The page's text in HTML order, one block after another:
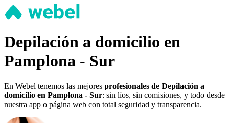
Depilación a domicilio en
Pamplona - Sur
En Webel tenemos las mejores profesionales de Depilación a
domicilio en Pamplona - Sur: sin líos, sin comisiones, y todo desde
nuestra app o página web con total seguridad y transparencia.